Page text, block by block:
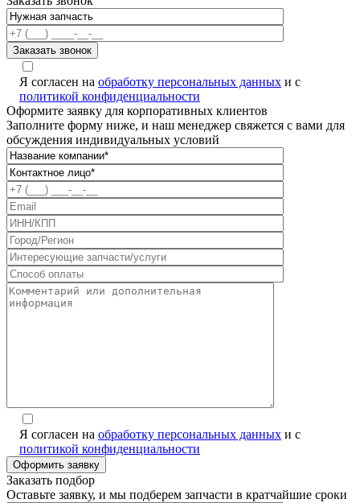
Я согласен на обработку персональных данных и с
политикой конфиденциальности
Оформите заявку для корпоративных клиентов
Заполните форму ниже, и наш менеджер свяжется с вами для
обсуждения индивидуальных условий
Я согласен на обработку персональных данных и с
политикой конфиденциальности
Заказать подбор
Оставьте заявку, и мы подберем запчасти в кратчайшие сроки